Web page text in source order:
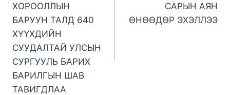
ХОРООЛЛЫН
БАРУУН ТАЛД 640
ХҮҮХДИЙН
СУУДАЛТАЙ УЛСЫН
СУРГУУЛЬ БАРИХ
БАРИЛГЫН ШАВ
ТАВИГДЛАА
САРЫН АЯН
ӨНӨӨДӨР ЭХЭЛЛЭЭ